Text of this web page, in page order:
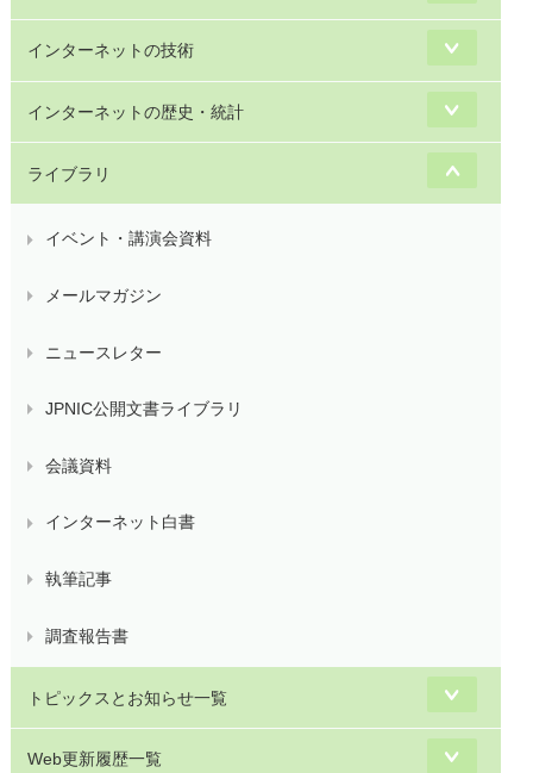
インターネットの技術
インターネットの歴史・統計
ライブラリ
イベント・講演会資料
メールマガジン
ニュースレター
JPNIC公開文書ライブラリ
会議資料
インターネット白書
執筆記事
調査報告書
トピックスとお知らせ一覧
Web更新履歴一覧